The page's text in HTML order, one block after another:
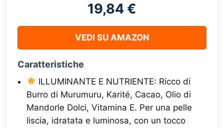
19,84 €
VEDI SU AMAZON
Caratteristiche
ILLUMINANTE E NUTRIENTE: Ricco di
Burro di Murumuru, Karité, Cacao, Olio di
Mandorle Dolci, Vitamina E. Per una pelle
liscia, idratata e luminosa, con un tocco